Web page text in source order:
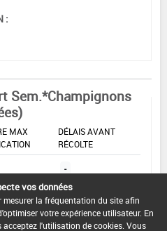
:
Sem.*Champignons
MAX
DÉLAIS AVANT
RÉCOLTE
-
APPLICATIONS :
vos données
la fréquentation du site afin
votre expérience utilisateur. En
l'utilisation de cookies. Vous